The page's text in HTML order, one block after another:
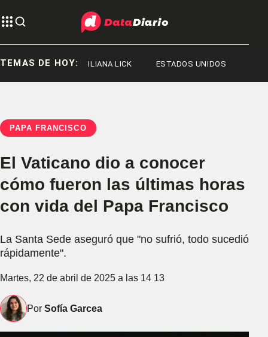
TEMAS DE HOY:
MESSI ILIANA LICK ESTADOS UNIDOS
PAPA FRANCISCO
El Vaticano dio a conocer
cómo fueron las últimas horas
con vida del Papa Francisco
La Santa Sede aseguró que "no sufrió, todo sucedió
rápidamente".
Martes, 22 de abril de 2025 a las 14 13
Por Sofía Garcea